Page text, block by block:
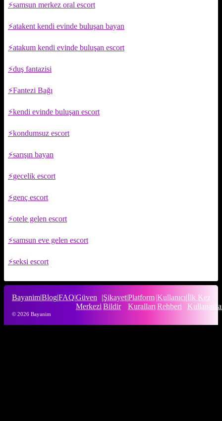
samsun merkez oral escort
atakent kendi evinde buluşan bayan
atakum kendi evinde buluşan escort
duş fantazisi
Fantezi Bağı
kendi evinde buluşan escort
kondumsuz escort
sarışın bayan
gecelik escort
genç escort
otele gelen escort
samsun eve gelen escort
seksi escort
Bayanim|Blog|FAQ|Güven
Merkezi
|Şikayet
Bildir
|Platform
Kuralları
|Kullanıcı
Rehberi
|İlk Kez
© 2026 Bayanim